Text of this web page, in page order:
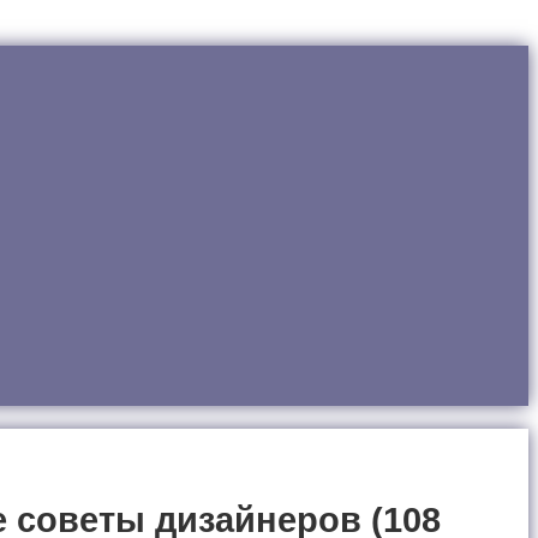
дизайнеров (108